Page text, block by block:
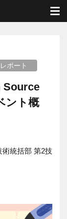
ント概要】
レポート
Source
ント概
術統括部 第2技